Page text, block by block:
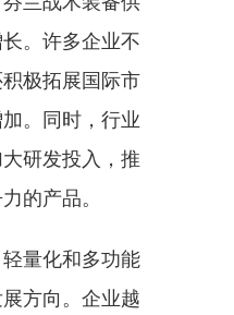
。许多企业不
极拓展国际市
。同时，行业
研发投入，推
的产品。
量化和多功能
方向。企业越